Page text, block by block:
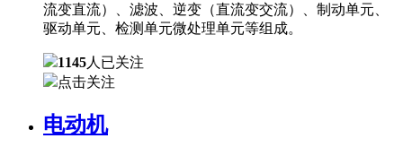
流变直流）、滤波、逆变（直流变交流）、制动单元、
驱动单元、检测单元微处理单元等组成。
1145人已关注
点击关注
电动机